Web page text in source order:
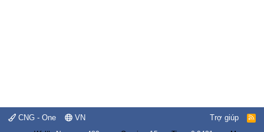
CNG - One VN Trợ giúp
R